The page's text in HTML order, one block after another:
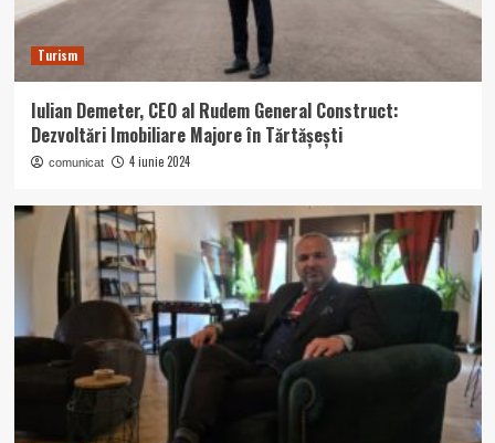
Turism
Iulian Demeter, CEO al Rudem General Construct:
Dezvoltări Imobiliare Majore în Tărtășești
comunicat 4 iunie 2024